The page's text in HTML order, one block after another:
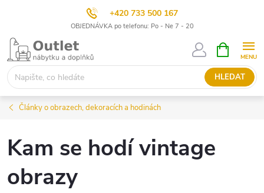
+420 733 500 167
OBJEDNÁVKA po telefonu: Po - Ne 7 - 20
Přejít
obsah
HLEDAT
NÁKUPNÍ
KOŠÍK
Články o obrazech, dekoracích a hodinách
Kam se hodí vintage
obrazy